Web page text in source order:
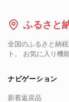
ふるさと
全国のふるさと納
ト。 お気に入り機
ナビゲーション
新着返戻品